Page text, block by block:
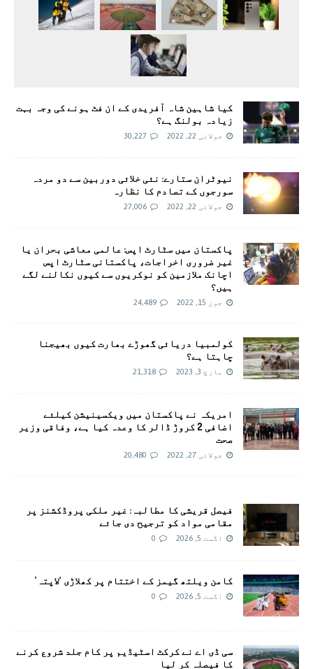
کیا شاہین شاہ آفریدی کے ان فٹ ہونے کی وجہ بہت
زیادہ بولنگ ہے؟
جولائی 22, 2022 30,227
نیوٹران ستارے: نئی خلائی دوربین سے دو مردہ
سورجوں کے تصادم کا نظارہ
جولائی 22, 2022 27,006
پاکستان میں سٹارٹ اپس: عالمی معاشی بحران یا
غیر ضروری اخراجات، پاکستانی سٹارٹ اپس
اچانک ملازمین کو نوکریوں سے کیوں نکالنے لگے
ہیں؟
جون 15, 2022 24,489
کولمبیا دریائی گھوڑے بھارت کیوں بھیجنا
چاہتا ہے؟
مارچ 3, 2023 21,318
امريکہ نے پاکستان میں ویکسینیشن کیلئے
اضافی 2 کروڑ ڈالر کا وعدہ کیا ہے، وفاقی وزیر
صحت
جولائی 27, 2022 20,480
فیصل قریشی کا مطالبہ: غیر ملکی پروڈکشنز پر
مقامی مواد کو ترجیح دی جائے
اگست 5, 2026 0
کامن ویلتھ گیمز کے اختتام پر کھلاڑی ‘لاپتہ’
اگست 5, 2026 0
سی ڈی اے نے کرکٹ اسٹیڈیم پر کام جلد شروع کرنے
کا فیصلہ کر لیا